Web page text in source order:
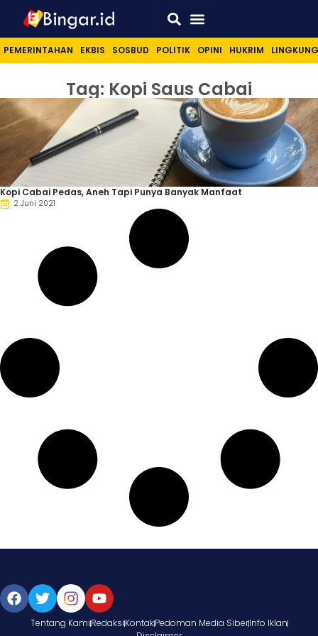
PEMERINTAHAN EKBIS SOSBUD POLITIK OPINI HUKRIM
Tag: Kopi Saus Cabai
Kopi Cabai Pedas, Aneh Tapi Punya Banyak Manfaat
2 Juni 2021
Tentang KamiRedaksiKontakPedoman Media SiberInfo Iklan